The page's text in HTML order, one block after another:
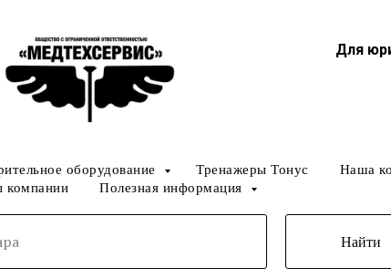
Для
оборудование Тренажеры Тонус Наша
компании
Полезная информация
Найти